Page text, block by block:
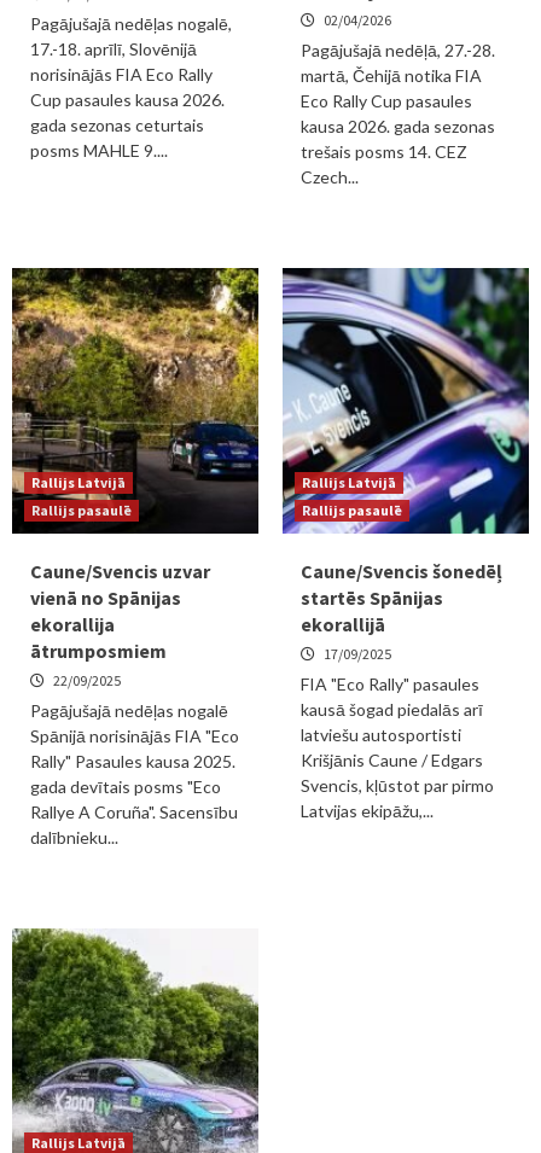
Pagājušajā nedēļas nogalē,
17.-18. aprīlī, Slovēnijā
norisinājās FIA Eco Rally
Cup pasaules kausa 2026.
gada sezonas ceturtais
posms MAHLE 9....
02/04/2026
Pagājušajā nedēļā, 27.-28.
martā, Čehijā notika FIA
Eco Rally Cup pasaules
kausa 2026. gada sezonas
trešais posms 14. CEZ
Czech...
Rallijs Latvijā
Rallijs pasaulē
Caune/Svencis uzvar
vienā no Spānijas
ekorallija
ātrumposmiem
22/09/2025
Pagājušajā nedēļas nogalē
Spānijā norisinājās FIA "Eco
Rally" Pasaules kausa 2025.
gada devītais posms "Eco
Rallye A Coruña". Sacensību
dalībnieku...
Rallijs Latvijā
Rallijs pasaulē
Caune/Svencis šonedēļ
startēs Spānijas
ekorallijā
17/09/2025
FIA "Eco Rally" pasaules
kausā šogad piedalās arī
latviešu autosportisti
Krišjānis Caune / Edgars
Svencis, kļūstot par pirmo
Latvijas ekipāžu,...
Rallijs Latvijā